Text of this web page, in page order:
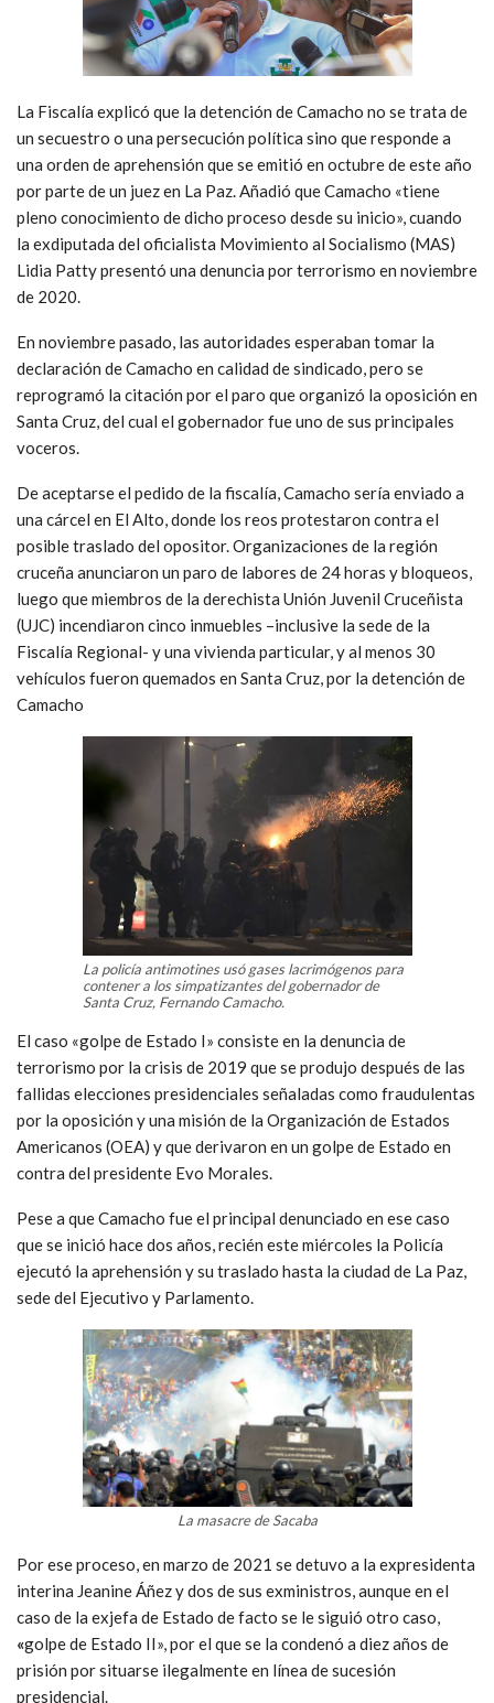
La Fiscalía explicó que la detención de Camacho no se trata de
un secuestro o una persecución política sino que responde a
una orden de aprehensión que se emitió en octubre de este año
por parte de un juez en La Paz. Añadió que Camacho «tiene
pleno conocimiento de dicho proceso desde su inicio», cuando
la exdiputada del oficialista Movimiento al Socialismo (MAS)
Lidia Patty presentó una denuncia por terrorismo en noviembre
de 2020.
En noviembre pasado, las autoridades esperaban tomar la
declaración de Camacho en calidad de sindicado, pero se
reprogramó la citación por el paro que organizó la oposición en
Santa Cruz, del cual el gobernador fue uno de sus principales
voceros.
De aceptarse el pedido de la fiscalía, Camacho sería enviado a
una cárcel en El Alto, donde los reos protestaron contra el
posible traslado del opositor. Organizaciones de la región
cruceña anunciaron un paro de labores de 24 horas y bloqueos,
luego que miembros de la derechista Unión Juvenil Cruceñista
(UJC) incendiaron cinco inmuebles –inclusive la sede de la
Fiscalía Regional- y una vivienda particular, y al menos 30
vehículos fueron quemados en Santa Cruz, por la detención de
Camacho
La policía antimotines usó gases lacrimógenos para
contener a los simpatizantes del gobernador de
Santa Cruz, Fernando Camacho.
El caso «golpe de Estado I» consiste en la denuncia de
terrorismo por la crisis de 2019 que se produjo después de las
fallidas elecciones presidenciales señaladas como fraudulentas
por la oposición y una misión de la Organización de Estados
Americanos (OEA) y que derivaron en un golpe de Estado en
contra del presidente Evo Morales.
Pese a que Camacho fue el principal denunciado en ese caso
que se inició hace dos años, recién este miércoles la Policía
ejecutó la aprehensión y su traslado hasta la ciudad de La Paz,
sede del Ejecutivo y Parlamento.
La masacre de Sacaba
Por ese proceso, en marzo de 2021 se detuvo a la expresidenta
interina Jeanine Áñez y dos de sus exministros, aunque en el
caso de la exjefa de Estado de facto se le siguió otro caso,
«golpe de Estado II», por el que se la condenó a diez años de
prisión por situarse ilegalmente en línea de sucesión
presidencial.